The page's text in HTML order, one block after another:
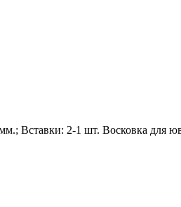
Вставки: 2-1 шт. Восковка для